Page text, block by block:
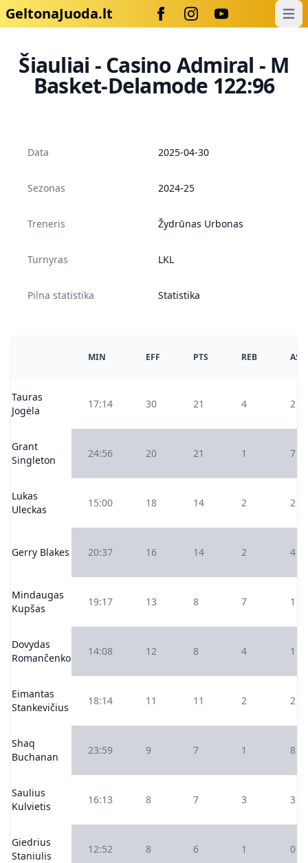
GeltonaJuoda.lt
Šiauliai - Casino Admiral - M
Basket-Delamode 122:96
Data 2025-04-30
Sezonas 2024-25
Treneris Žydrūnas Urbonas
Turnyras LKL
Pilna statistika Statistika
MIN EFF PTS REB AS
Tauras
Jogėla
17:14 30 21 4 2
Grant
Singleton
24:56 20 21 1 7
Lukas
Uleckas
15:00 18 14 2 2
Gerry Blakes 20:37 16 14 2 4
Mindaugas
Kupšas
19:17 13 8 7 1
Dovydas
Romančenko
14:08 12 8 4 1
Eimantas
Stankevičius
18:14 11 11 2 2
Shaq
Buchanan
23:59 9 7 1 8
Saulius
Kulvietis
16:13 8 7 3 3
Giedrius
Staniulis
12:52 8 6 1 0